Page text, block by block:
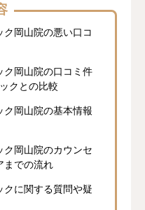
ク岡山院の悪い口コ
ク岡山院の口コミ件
クとの比較
ク岡山院の基本情報
ク岡山院のカウンセ
までの流れ
クに関する質問や疑